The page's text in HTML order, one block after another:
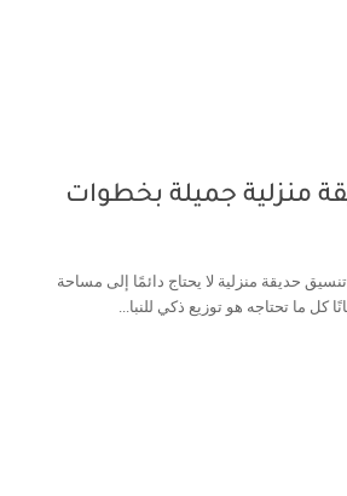
منزلية جميلة بخطوات
حديقة منزلية لا يحتاج دائمًا إلى مساحة
كل ما تحتاجه هو توزيع ذكي للنبا...